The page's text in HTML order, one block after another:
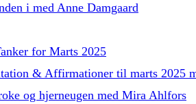
i med Anne Damgaard
for Marts 2025
& Affirmationer til marts 2025
og hjerneugen med Mira Ahlfors